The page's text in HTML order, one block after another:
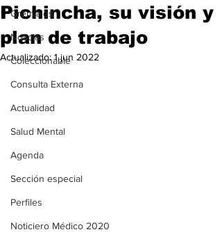
Gremiales
Noticias
Coleccionable
Consulta Externa
Actualidad
Salud Mental
Agenda
Sección especial
Perfiles
Noticiero Médico 2020
Pichincha, su visión y
plan de trabajo
Actualizado:1 jun 2022